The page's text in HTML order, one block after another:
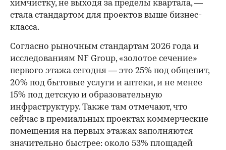
химчистку, не выходя за пределы квартала, —
стала стандартом для проектов выше бизнес-
класса.
Согласно рыночным стандартам 2026 года и
исследованиям NF Group, «золотое сечение»
первого этажа сегодня — это 25% под общепит,
20% под бытовые услуги и аптеки, и не менее
15% под детскую и образовательную
инфраструктуру. Также там отмечают, что
сейчас в премиальных проектах коммерческие
помещения на первых этажах заполняются
значительно быстрее: около 53% площадей